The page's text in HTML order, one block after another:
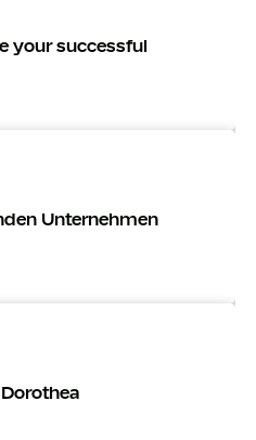
your successful
Unternehmen